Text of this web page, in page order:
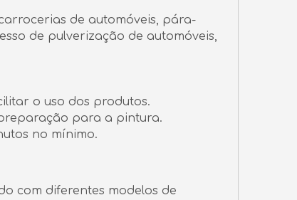
de automóveis, pára-
de pulverização de automóveis,
o uso dos produtos.
para a pintura.
no mínimo.
com diferentes modelos de